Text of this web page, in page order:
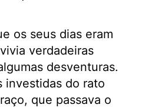
os seus dias eram
verdadeiras
desventuras.
investidas do rato
que passava o